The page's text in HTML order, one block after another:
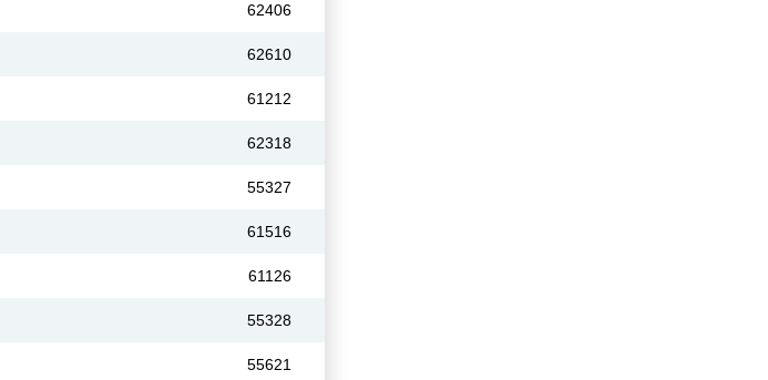
62406
62610
61212
62318
55327
61516
61126
55328
55621